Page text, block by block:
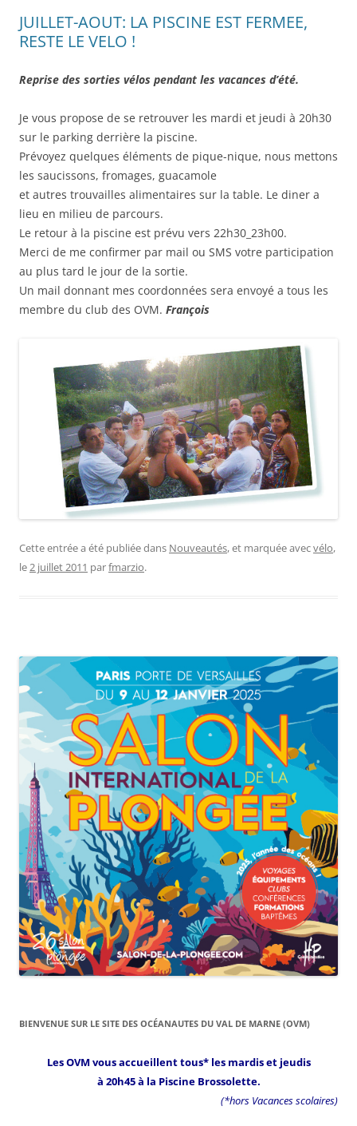
JUILLET-AOUT: LA PISCINE EST FERMEE,
RESTE LE VELO !
Reprise des sorties vélos pendant les vacances d’été.
Je vous propose de se retrouver les mardi et jeudi à 20h30
sur le parking derrière la piscine.
Prévoyez quelques éléments de pique-nique, nous mettons
les saucissons, fromages, guacamole
et autres trouvailles alimentaires sur la table. Le diner a
lieu en milieu de parcours.
Le retour à la piscine est prévu vers 22h30_23h00.
Merci de me confirmer par mail ou SMS votre participation
au plus tard le jour de la sortie.
Un mail donnant mes coordonnées sera envoyé a tous les
membre du club des OVM. François
Cette entrée a été publiée dans Nouveautés, et marquée avecvélo,
le2 juillet 2011 parfmarzio.
BIENVENUE SUR LE SITE DES OCÉANAUTES DU VAL DE MARNE (OVM)
Les OVM vous accueillent tous* les mardis et jeudis
à 20h45 à la Piscine Brossolette.
(*hors Vacances scolaires)